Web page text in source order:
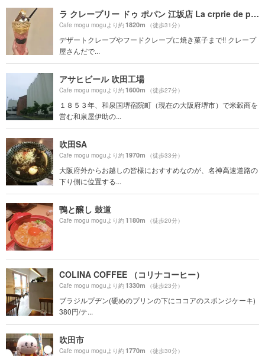
ラ クレープリー ドゥ ポパン 江坂店 La crprie de popin
Cafe mogu moguより約1820m （徒歩31分）
デザートクレープやフードクレープに焼き菓子まで!! クレープ
屋さんだで...
アサヒビール 吹田工場
Cafe mogu moguより約1600m （徒歩27分）
１８５３年、和泉国堺宿院町（現在の大阪府堺市）で米穀商を
営む和泉屋伊助の...
吹田SA
Cafe mogu moguより約1970m （徒歩33分）
大阪府外からお越しの皆様におすすめなのが、名神高速道路の
下り側に位置する...
鴨と醸し 鼓道
Cafe mogu moguより約1180m （徒歩20分）
COLINA COFFEE （コリナコーヒー）
Cafe mogu moguより約1330m （徒歩23分）
ブラジルプヂン(硬めのプリンの下にココアのスポンジケーキ)
380円/テ...
吹田市
Cafe mogu moguより約1770m （徒歩30分）